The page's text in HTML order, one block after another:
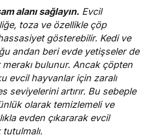
alanı sağlayın. Evcil
toza ve özellikle çöp
gösterebilir. Kedi ve
andan beri evde yetişseler de
merakı bulunur. Ancak çöpten
evcil hayvanlar için zaralı
seviyelerini artırır. Bu sebeple
olarak temizlemeli ve
evden çıkararak evcil